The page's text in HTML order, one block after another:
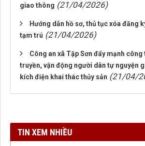
giao thông (21/04/2026)
Hướng dẫn hồ sơ, thủ tục xóa đăng
tạm trú (21/04/2026)
Công an xã Tập Sơn đẩy mạnh công
truyền, vận động người dân tự nguyện
kích điện khai thác thủy sản (21/04/
TIN XEM NHIỀU